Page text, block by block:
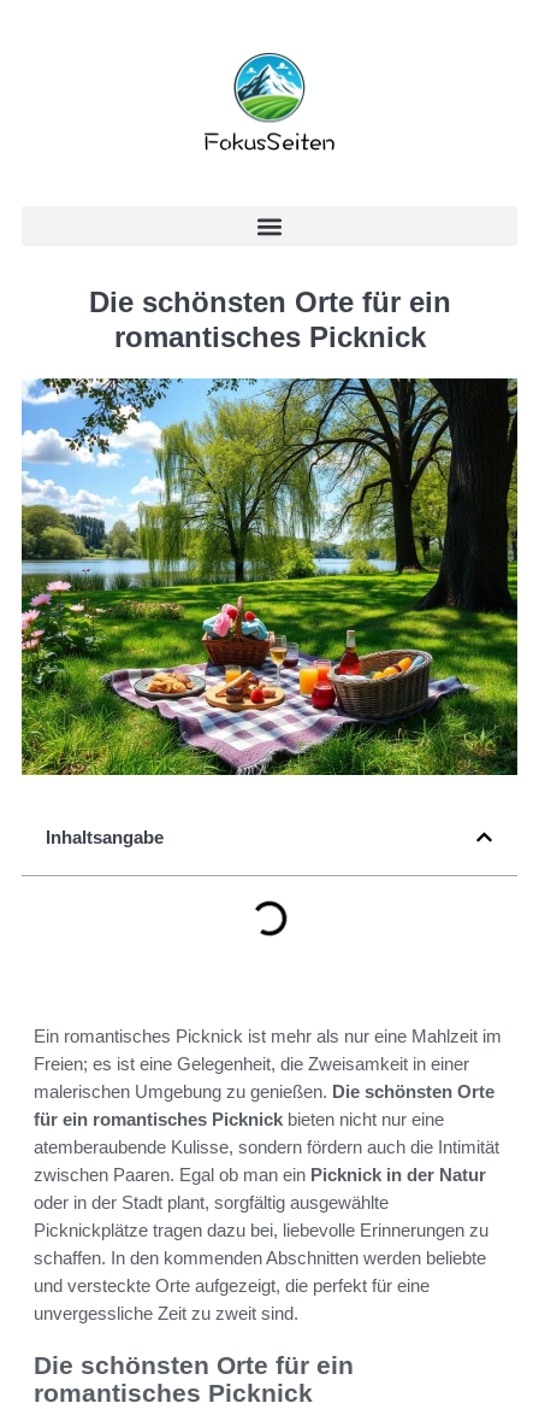
Die schönsten Orte für ein
romantisches Picknick
Inhaltsangabe
Ein romantisches Picknick ist mehr als nur eine Mahlzeit im
Freien; es ist eine Gelegenheit, die Zweisamkeit in einer
malerischen Umgebung zu genießen. Die schönsten Orte
für ein romantisches Picknick bieten nicht nur eine
atemberaubende Kulisse, sondern fördern auch die Intimität
zwischen Paaren. Egal ob man ein Picknick in der Natur
oder in der Stadt plant, sorgfältig ausgewählte
Picknickplätze tragen dazu bei, liebevolle Erinnerungen zu
schaffen. In den kommenden Abschnitten werden beliebte
und versteckte Orte aufgezeigt, die perfekt für eine
unvergessliche Zeit zu zweit sind.
Die schönsten Orte für ein
romantisches Picknick